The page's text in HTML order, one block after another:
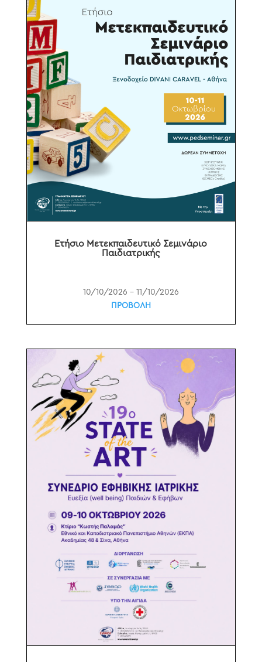
Ετήσιο Μετεκπαιδευτικό Σεμινάριο
Παιδιατρικής
10/10/2026 – 11/10/2026
ΠΡΟΒΟΛΗ